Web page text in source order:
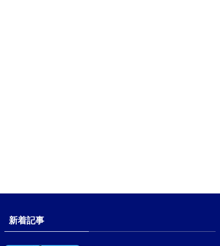
新着記事